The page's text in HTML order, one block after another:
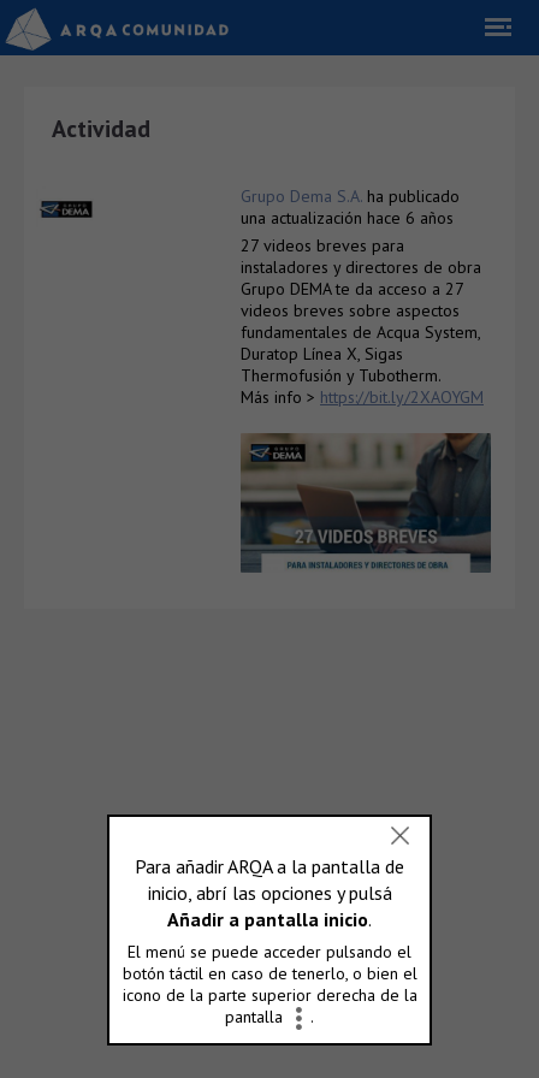
Actividad
Grupo Dema S.A. ha publicado
una actualización hace 6 años
27 videos breves para
instaladores y directores de obra
Grupo DEMA te da acceso a 27
videos breves sobre aspectos
fundamentales de Acqua System,
Duratop Línea X, Sigas
Thermofusión y Tubotherm.
Más info > https://bit.ly/2XAOYGM